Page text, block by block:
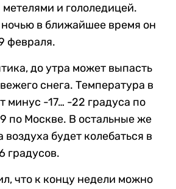
и гололедицей.
в ближайшее время он
февраля.
до утра может выпасть
снега. Температура в
минус -17… -22 градуса по
по Москве. В остальные же
будет колебаться в
градусов.
что к концу недели можно